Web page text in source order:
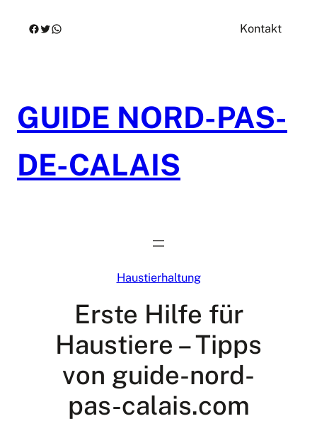
InhaltFacebook
Twitter
WhatsApp Kontakt
GUIDE NORD-PAS-
DE-CALAIS
Haustierhaltung
Erste Hilfe für
Haustiere – Tipps
von guide-nord-
pas-calais.com